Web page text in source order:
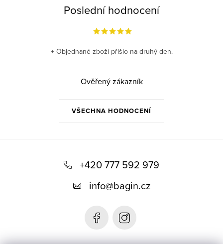
Poslední hodnocení
VŠECHNA HODNOCENÍ
+ Objednané zboží přišlo na druhý den.
Ověřený zákazník
+420 777 592 979
info@bagin.cz